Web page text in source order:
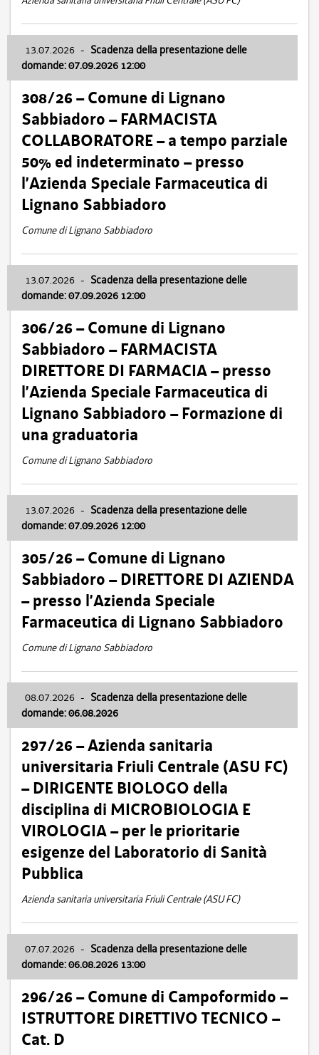
13.07.2026 - Scadenza della presentazione delle
domande: 07.09.2026 12:00
308/26 – Comune di Lignano
Sabbiadoro – FARMACISTA
COLLABORATORE – a tempo parziale
50% ed indeterminato – presso
l’Azienda Speciale Farmaceutica di
Lignano Sabbiadoro
Comune di Lignano Sabbiadoro
13.07.2026 - Scadenza della presentazione delle
domande: 07.09.2026 12:00
306/26 – Comune di Lignano
Sabbiadoro – FARMACISTA
DIRETTORE DI FARMACIA – presso
l’Azienda Speciale Farmaceutica di
Lignano Sabbiadoro – Formazione di
una graduatoria
Comune di Lignano Sabbiadoro
13.07.2026 - Scadenza della presentazione delle
domande: 07.09.2026 12:00
305/26 – Comune di Lignano
Sabbiadoro – DIRETTORE DI AZIENDA
– presso l’Azienda Speciale
Farmaceutica di Lignano Sabbiadoro
Comune di Lignano Sabbiadoro
08.07.2026 - Scadenza della presentazione delle
domande: 06.08.2026
297/26 – Azienda sanitaria
universitaria Friuli Centrale (ASU FC)
– DIRIGENTE BIOLOGO della
disciplina di MICROBIOLOGIA E
VIROLOGIA – per le prioritarie
esigenze del Laboratorio di Sanità
Pubblica
Azienda sanitaria universitaria Friuli Centrale (ASU FC)
07.07.2026 - Scadenza della presentazione delle
domande: 06.08.2026 13:00
296/26 – Comune di Campoformido –
ISTRUTTORE DIRETTIVO TECNICO –
Cat. D